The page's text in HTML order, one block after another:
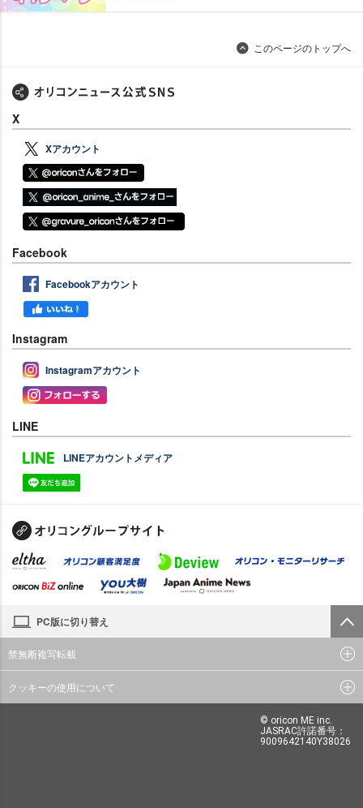
このページのトップへ
X
Xアカウント
Facebook
Facebookアカウント
Instagram
Instagramアカウント
LINE
LINEアカウントメディア
PC版に切り替え
禁無断複写転載
クッキーの使用について
© oricon ME inc.
JASRAC許諾番号：
9009642140Y38026